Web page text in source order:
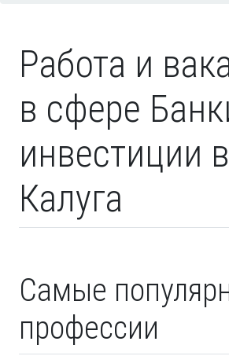
Работа и
в сфере
инвестиции
Калуга
Самые
профессии